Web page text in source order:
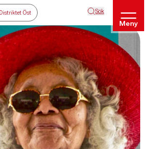
Distriktet Öst Sök
Meny